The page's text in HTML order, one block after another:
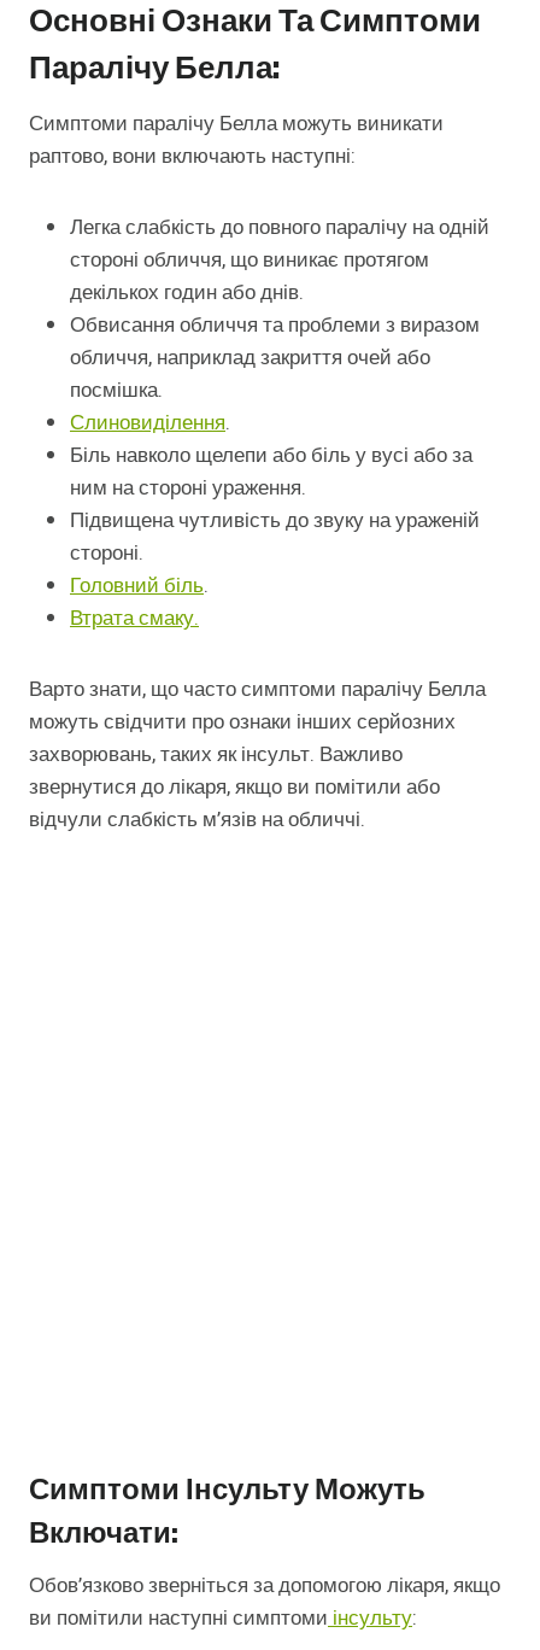
Основні Ознаки Та Симптоми
Паралічу Белла:
Симптоми паралічу Белла можуть виникати
раптово, вони включають наступні:
Легка слабкість до повного паралічу на одній
стороні обличчя, що виникає протягом
декількох годин або днів.
Обвисання обличчя та проблеми з виразом
обличчя, наприклад закриття очей або
посмішка.
Слиновиділення.
Біль навколо щелепи або біль у вусі або за
ним на стороні ураження.
Підвищена чутливість до звуку на ураженій
стороні.
Головний біль.
Втрата смаку.
Варто знати, що часто симптоми паралічу Белла
можуть свідчити про ознаки інших серйозних
захворювань, таких як інсульт. Важливо
звернутися до лікаря, якщо ви помітили або
відчули слабкість м’язів на обличчі.
Симптоми Інсульту Можуть
Включати:
Обов’язково зверніться за допомогою лікаря, якщо
ви помітили наступні симптомиінсульту: